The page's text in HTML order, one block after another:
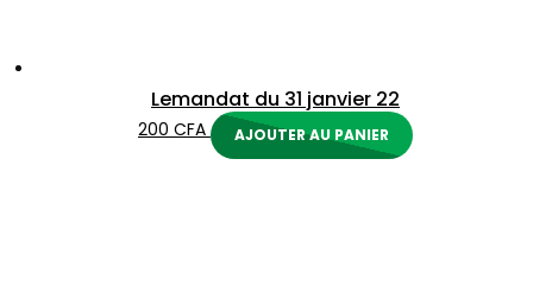
Lemandat du 31 janvier 22
200 CFA AJOUTER AU PANIER